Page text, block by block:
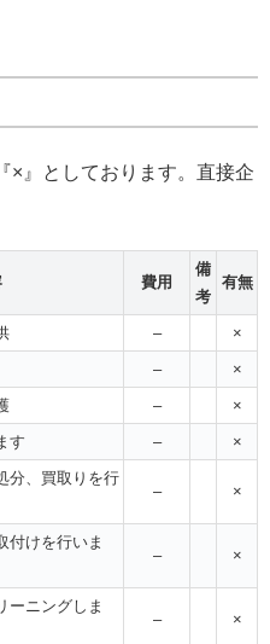
×』としております。直接企
費用
備
考
有無
–
×
–
×
–
×
す –
×
分、買取りを行
– ×
付けを行いま
– ×
ーニングしま
– ×